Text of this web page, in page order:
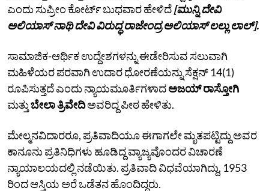
ಎಂದು ಸುಪ್ರೀಂ ಕೋರ್ಟ್‌ ಬುಧವಾರ ಹೇಳಿದೆ[ಮುನ್ನಿ ದೇವಿ
ಅಲಿಯಾಸ್ ನಾಥಿ ದೇವಿ ವಿರುದ್ಧ ರಾಜೇಂದ್ರ ಅಲಿಯಾಸ್ ಲಲ್ಲು ಲಾಲ್].
ಸಾಮಾಜಿಕ-ಆರ್ಥಿಕ ಉದ್ದೇಶಗಳನ್ನು ಈಡೇರಿಸುವ ಸಲುವಾಗಿ
ಮಹಿಳೆಯರ ಪರವಾಗಿ ಉದಾರ ಧೋರಣೆಯನ್ನು ಸೆಕ್ಷನ್ 14(1)
ರೂಪಿಸುತ್ತದೆ ಎಂದು ನ್ಯಾಯಮೂರ್ತಿಗಳಾದಅಜಯ್ ರಾಸ್ತೋಗಿ
ಮತ್ತುಬೇಲಾ ತ್ರಿವೇದಿಅವರಿದ್ದ ಪೀಠ ಹೇಳಿತು.
ಮೇಲ್ಮನವಿದಾರರೂ, ಪ್ರತಿವಾದಿಯೂ ಈಗಾಗಲೇ ಮೃತಪಟ್ಟಿದ್ದು ಅವರ
ಕಾನೂನು ಪ್ರತಿನಿಧಿಗಳು ಹೂಡಿದ್ದ ವ್ಯಾಜ್ಯವೊಂದರ ವಿಚಾರಣೆ
ನ್ಯಾಯಾಲಯದಲ್ಲಿ ನಡೆಯಿತು. ಪ್ರತಿವಾದಿ ವಿಧವೆಯಾಗಿದ್ದು, 1953
ರಿಂದ ಆಸ್ತಿಯ ಅರೆ ಒಡೆತನ ಹೊಂದಿದ್ದರು.